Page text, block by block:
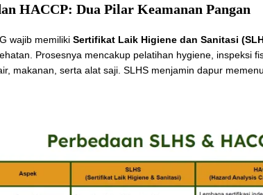
HACCP: Dua Pilar Keamanan Pangan
wajib memilikiSertifikat Laik Higiene dan Sanitasi
Prosesnya mencakup pelatihan hygiene, inspeksi
makanan, serta alat saji. SLHS menjamin dapur